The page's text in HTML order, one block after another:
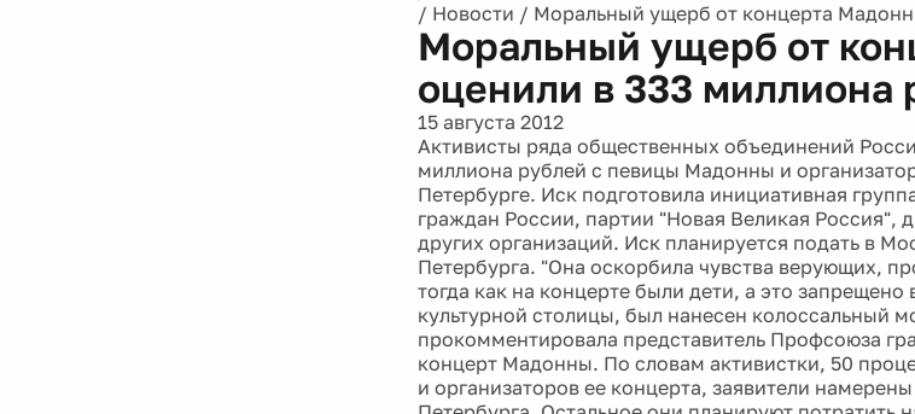
/ Новости / Моральный ущерб от концерта
Моральный ущерб от
оценили в 333 миллиона
15 августа 2012
Активисты ряда общественных объединений
миллиона рублей с певицы Мадонны и
Петербурге. Иск подготовила инициативная
граждан России, партии "Новая Великая Россия",
других организаций. Иск планируется подать в
Петербурга. "Она оскорбила чувства верующих,
тогда как на концерте были дети, а это
культурной столицы, был нанесен колоссальный
прокомментировала представитель Профсоюза
концерт Мадонны. По словам активистки, 50
и организаторов ее концерта, заявители